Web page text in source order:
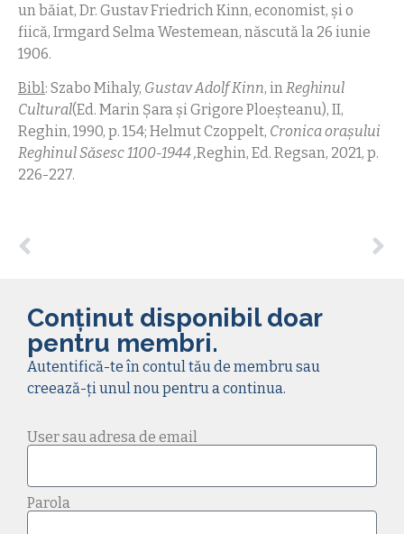
un băiat, Dr. Gustav Friedrich Kinn, economist, şi o
fiică, Irmgard Selma Westemean, născută la 26 iunie
1906.
Bibl: Szabo Mihaly, Gustav Adolf Kinn, inReghinul
Cultural(Ed. Marin Șara și Grigore Ploeșteanu), II,
Reghin, 1990, p. 154; Helmut Czoppelt, Cronica orașului
Reghinul Săsesc 1100-1944 ,Reghin, Ed. Regsan, 2021, p.
226-227.
Conținut disponibil doar
pentru membri.
Autentifică-te în contul tău de membru sau
creează-ți unul nou pentru a continua.
User sau adresa de email
Parola